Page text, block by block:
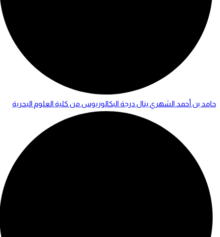
حامد بن أحمد الشهري ينال درجة البكالوريوس من كلية العلوم البحرية